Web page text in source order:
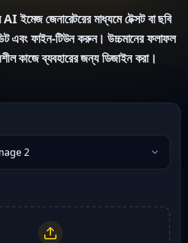
ইমেজ জেনারেটরের মাধ্যমে টেক্সট বা ছবি
এবং ফাইন-টিউন করুন। উচ্চমানের ফলাফল
কাজে ব্যবহারের জন্য ডিজাইন করা।
2